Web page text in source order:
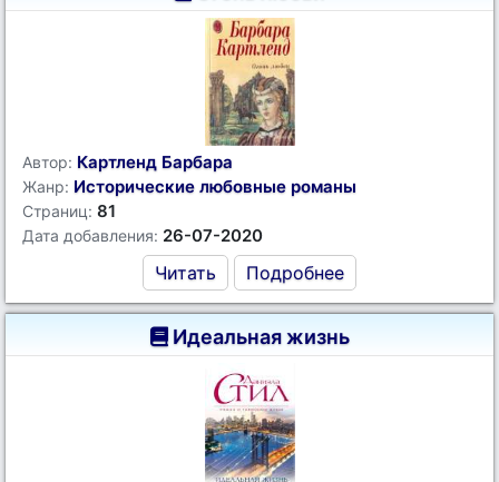
Автор: Картленд Барбара
Жанр: Исторические любовные романы
Страниц: 81
Дата добавления: 26-07-2020
Читать Подробнее
Идеальная жизнь